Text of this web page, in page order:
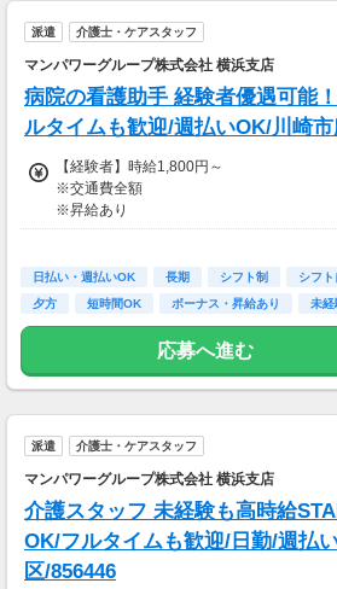
※資格手当あり（時給50円～UP/資格の種類
よって異なる）
※週払いOK（規定あり）
（稼働開始時は手続き完了次第となります）
交通費：別途全額支給
※車・バイク通勤に関して施設により異な
派遣 介護士・ケアスタッフ
マンパワーグループ株式会社 横浜支店
病院の看護助手 経験者優遇可能
ルタイムも歓迎/週払いOK/川崎
【経験者】時給1,800円～
※交通費全額
※昇給あり
◎日勤／経験者の場合
・日収(1,800*8)円（時給1,800円×8h）
※資格手当あり（時給50円～UP/資格の種類
よって異なる）
※週払いOK（規定あり）
（稼働開始時は手続き完了次第となります）
日払い・週払いOK 長期 シフト制 シフト
夕方
短時間OK ボーナス・昇給あり 未経
応募へ進む
派遣 介護士・ケアスタッフ
マンパワーグループ株式会社 横浜支店
介護スタッフ 未経験も高時給
OK/フルタイムも歓迎/日勤/週払
区/856446